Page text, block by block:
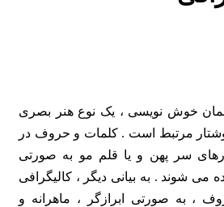
همان خوش ‌نویسی ، یک نوع هنر بصری
مرتبط است . کلمات و حروف در
سر پهن و یا قلم‌ مو به صورتی
می شوند . به بیانی دیگر ، کالیگرافی
، به صورتی ابرازگر ، ماهرانه و